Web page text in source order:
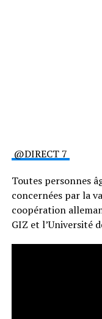
@DIRECT 7
Toutes personnes
concernées par la
coopération
GIZ et l’Université